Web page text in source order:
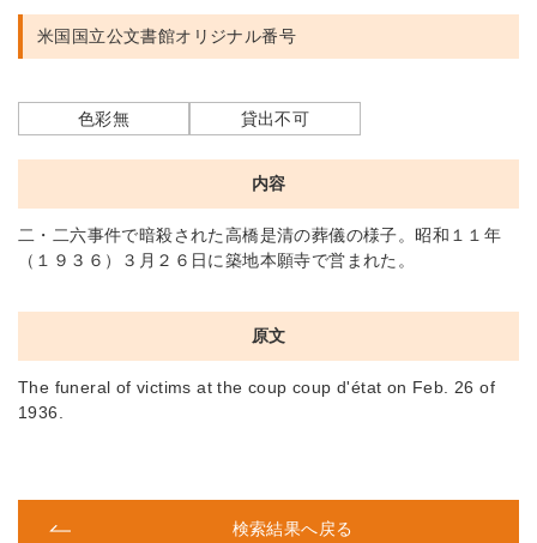
米国国立公文書館オリジナル番号
色彩無 貸出不可
内容
二・二六事件で暗殺された高橋是清の葬儀の様子。昭和１１年
（１９３６）３月２６日に築地本願寺で営まれた。
原文
The funeral of victims at the coup coup d'état on Feb. 26 of
1936.
検索結果へ戻る